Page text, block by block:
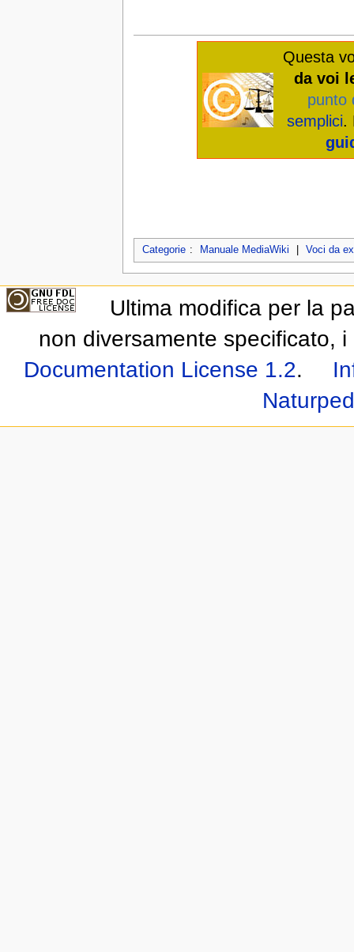
Questa
da voi
punto
semplici.
Categorie : Manuale MediaWiki Voci da
Ultima modifica per la
non diversamente specificato,
Documentation License 1.2.